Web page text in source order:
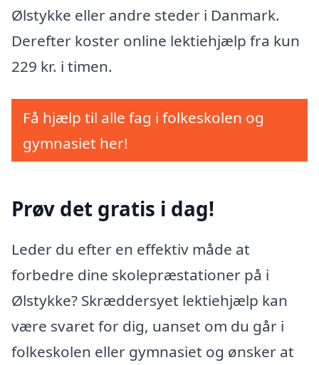
Ølstykke eller andre steder i Danmark.
Derefter koster online lektiehjælp fra kun
229 kr. i timen.
Få hjælp til alle fag i folkeskolen og
gymnasiet her!
Prøv det gratis i dag!
Leder du efter en effektiv måde at
forbedre dine skolepræstationer på i
Ølstykke? Skræddersyet lektiehjælp kan
være svaret for dig, uanset om du går i
folkeskolen eller gymnasiet og ønsker at